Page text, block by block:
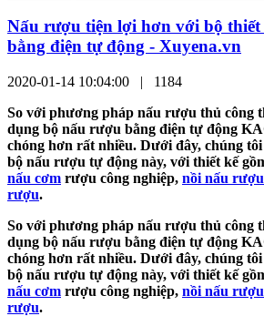
Nấu rượu tiện lợi hơn với bộ
bằng điện tự động - Xuyena.vn
2020-01-14 10:04:00 | 1184
So với phương pháp nấu rượu thủ công
dụng bộ nấu rượu bằng điện tự động
chóng hơn rất nhiều. Dưới đây, chúng tôi
bộ nấu rượu tự động này, với thiết kế
nấu cơm rượu công nghiệp, nồi nấu rượu
rượu.
So với phương pháp nấu rượu thủ công
dụng bộ nấu rượu bằng điện tự động
chóng hơn rất nhiều. Dưới đây, chúng tôi
bộ nấu rượu tự động này, với thiết kế
nấu cơm rượu công nghiệp, nồi nấu rượu
rượu.